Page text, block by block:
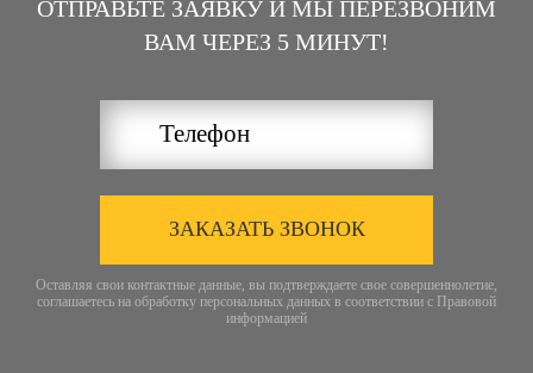
ОТПРАВЬТЕ ЗАЯВКУ И МЫ ПЕРЕЗВОНИМ
ВАМ ЧЕРЕЗ 5 МИНУТ!
ЗАКАЗАТЬ ЗВОНОК
Оставляя свои контактные данные, вы подтверждаете свое совершеннолетие,
соглашаетесь на обработку персональных данных в соответствии с Правовой
информацией